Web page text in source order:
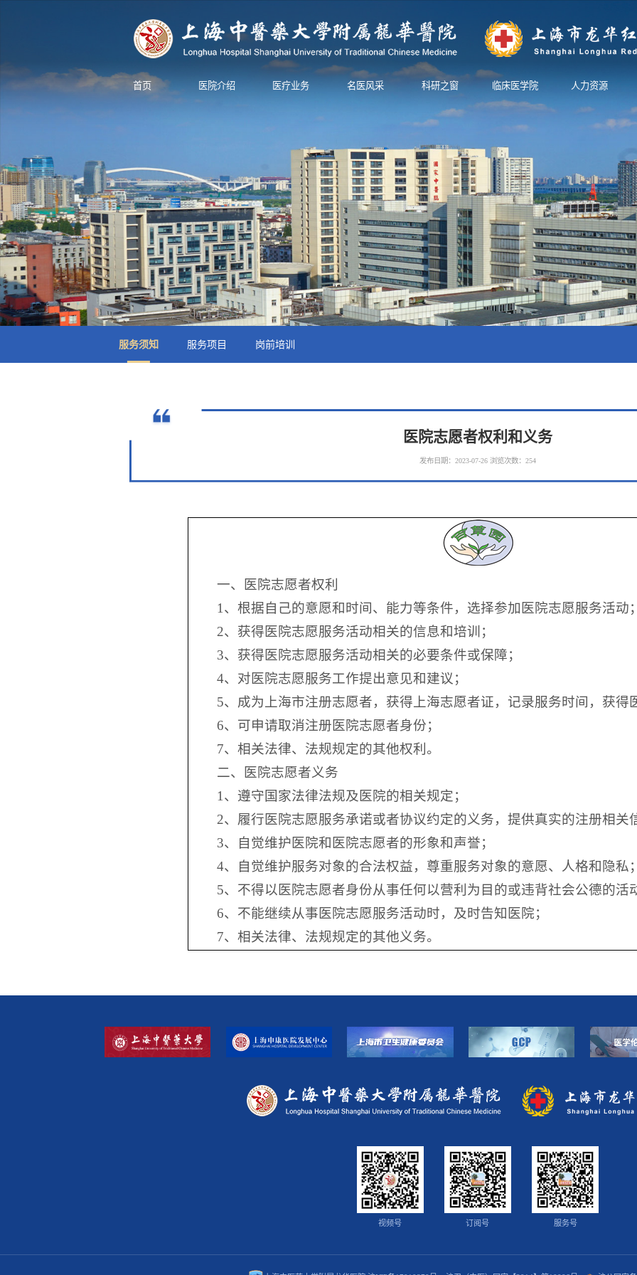
首页 医院介绍 医疗业务 名医风采 科研之窗 临床医学院 人力资源
服务须知 服务项目 岗前培训
医院志愿者权利和义务
发布日期：2023-07-26 浏览次数： 254
一、医院志愿者权利
1、根据自己的意愿和时间、能力等条件，选择参加医院志愿服务活动
2、获得医院志愿服务活动相关的信息和培训；
3、获得医院志愿服务活动相关的必要条件或保障；
4、对医院志愿服务工作提出意见和建议；
5、成为上海市注册志愿者，获得上海志愿者证，记录服务时间，获得
6、可申请取消注册医院志愿者身份；
7、相关法律、法规规定的其他权利。
二、医院志愿者义务
1、遵守国家法律法规及医院的相关规定；
2、履行医院志愿服务承诺或者协议约定的义务，提供真实的注册相关
3、自觉维护医院和医院志愿者的形象和声誉；
4、自觉维护服务对象的合法权益，尊重服务对象的意愿、人格和隐私
5、不得以医院志愿者身份从事任何以营利为目的或违背社会公德的活
6、不能继续从事医院志愿服务活动时，及时告知医院；
7、相关法律、法规规定的其他义务。
视频号 订阅号 服务号